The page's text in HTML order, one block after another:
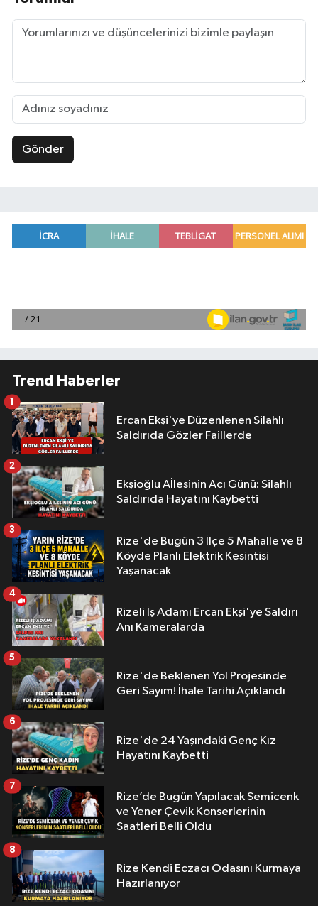
Gönder
Trend Haberler
Ercan Ekşi'ye Düzenlenen Silahlı
Saldırıda Gözler Faillerde
1
Ekşioğlu Aİlesinin Acı Günü: Silahlı
Saldırıda Hayatını Kaybetti
2
Rize'de Bugün 3 İlçe 5 Mahalle ve 8
Köyde Planlı Elektrik Kesintisi
Yaşanacak
3
Rizeli İş Adamı Ercan Ekşi'ye Saldırı
Anı Kameralarda
4
Rize'de Beklenen Yol Projesinde
Geri Sayım! İhale Tarihi Açıklandı
5
Rize'de 24 Yaşındaki Genç Kız
Hayatını Kaybetti
6
Rize’de Bugün Yapılacak Semicenk
ve Yener Çevik Konserlerinin
Saatleri Belli Oldu
7
Rize Kendi Eczacı Odasını Kurmaya
Hazırlanıyor
8